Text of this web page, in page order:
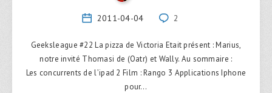
2011-04-04 2
Geeksleague #22 La pizza de Victoria Etait présent : Marius,
notre invité Thomasi de (Oatr) et Wally. Au sommaire :
Les concurrents de l’ipad 2 Film : Rango 3 Applications Iphone
pour…